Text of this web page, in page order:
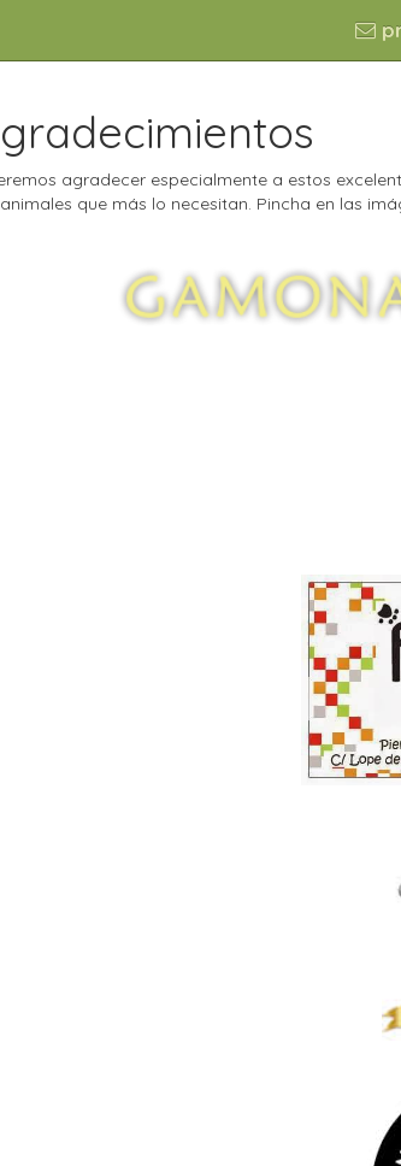
agradecer especialmente a estos
que más lo necesitan. Pincha en las